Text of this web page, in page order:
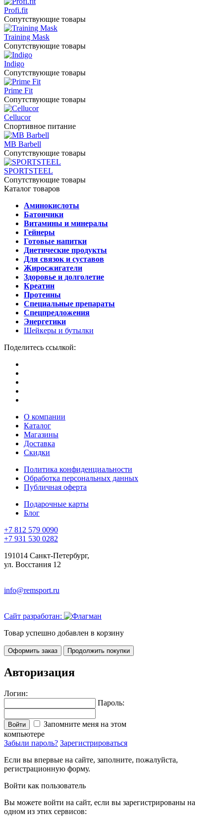
Profi.fit
Сопутствующие товары
Training Mask
Сопутствующие товары
Indigo
Сопутствующие товары
Prime Fit
Сопутствующие товары
Cellucor
Спортивное питание
MB Barbell
Сопутствующие товары
SPORTSTEEL
Сопутствующие товары
Каталог товаров
Аминокислоты
Батончики
Витамины и минералы
Гейнеры
Готовые напитки
Диетические продукты
Для связок и суставов
Жиросжигатели
Здоровье и долголетие
Креатин
Протеины
Специальные препараты
Спецпредложения
Энергетики
Шейкеры и бутылки
Поделитесь ссылкой:
О компании
Каталог
Магазины
Доставка
Скидки
Политика конфиденциальности
Обработка персональных данных
Публичная оферта
Подарочные карты
Блог
+7 812 579 0090
+7 931 530 0282
191014 Санкт-Петербург,
ул. Восстания 12
info@remsport.ru
Сайт разработан:
Товар успешно добавлен в корзину
Оформить заказ Продолжить покупки
Авторизация
Логин:
Пароль:
Войти
Запомните меня на этом
компьютере
Забыли пароль? Зарегистрироваться
Если вы впервые на сайте, заполните, пожалуйста,
регистрационную форму.
Войти как пользователь
Вы можете войти на сайт, если вы зарегистрированы на
одном из этих сервисов: